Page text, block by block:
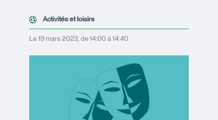
Activités et loisirs
Le 19 mars 2023, de 14:00 à 14:40